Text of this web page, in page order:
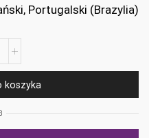
Portugalski (Brazylia)
koszyka